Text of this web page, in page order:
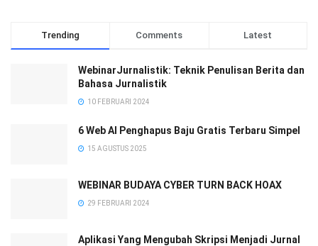
Trending Comments Latest
WebinarJurnalistik: Teknik Penulisan Berita dan
Bahasa Jurnalistik
10 FEBRUARI 2024
6 Web AI Penghapus Baju Gratis Terbaru Simpel
15 AGUSTUS 2025
WEBINAR BUDAYA CYBER TURN BACK HOAX
29 FEBRUARI 2024
Aplikasi Yang Mengubah Skripsi Menjadi Jurnal